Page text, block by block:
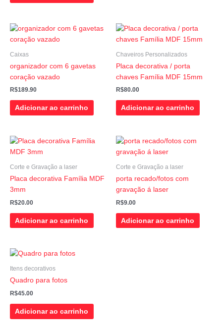
Caixas
organizador com 6 gavetas
coração vazado
R$189.90
Adicionar ao carrinho
Chaveiros Personalizados
Placa decorativa / porta
chaves Família MDF 15mm
R$80.00
Adicionar ao carrinho
Corte e Gravação a laser
Placa decorativa Família MDF
3mm
R$20.00
Adicionar ao carrinho
Corte e Gravação a laser
porta recado/fotos com
gravação á laser
R$9.00
Adicionar ao carrinho
Itens decorativos
Quadro para fotos
R$45.00
Adicionar ao carrinho